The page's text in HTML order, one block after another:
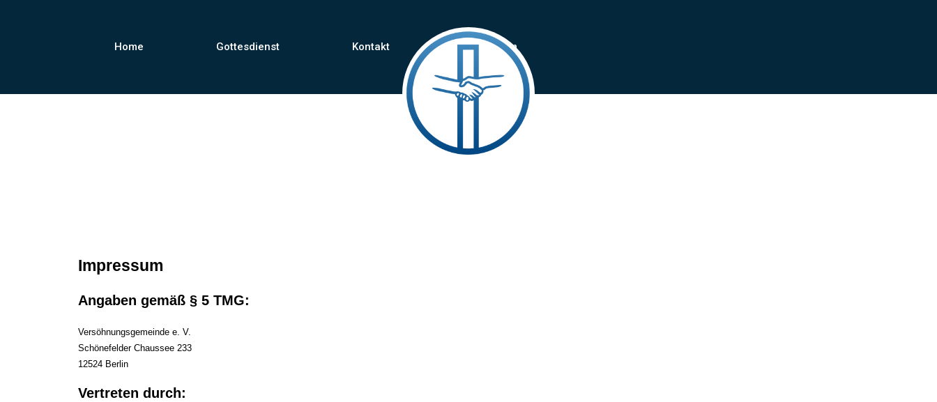
Home Gottesdienst Kontakt Impressum
Impressum
Angaben gemäß § 5 TMG:
Versöhnungsgemeinde e. V.
Schönefelder Chaussee 233
12524 Berlin
Vertreten durch: